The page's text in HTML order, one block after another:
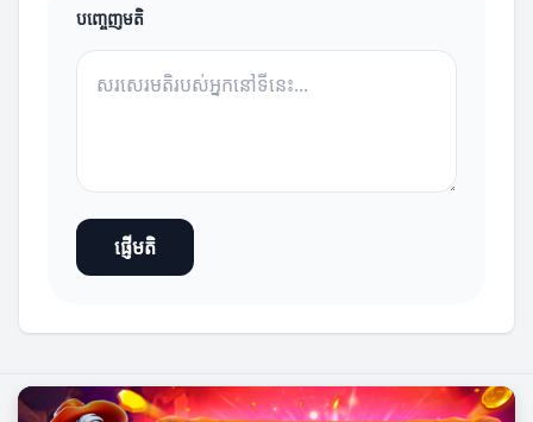
បញ្ចេញមតិ
ផ្ញើមតិ